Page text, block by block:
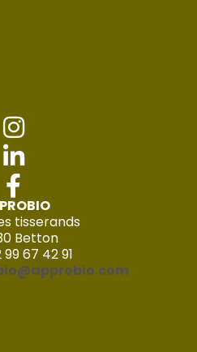
tisserands
Betton
99 67 42 91